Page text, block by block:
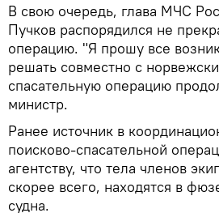
В свою очередь, глава МЧС
Пучков распорядился не
операцию. "Я прошу все
решать совместно с
спасательную операцию
министр.
Ранее источник в
поисково-спасательной
агентству, что тела членов
скорее всего, находятся в
судна.